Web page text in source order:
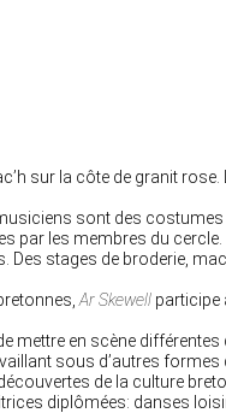
sur la côte de granit rose.
sont des
par les membres du
stages de broderie,
Ar Skewell participe
mettre en scène
sous d’autres formes
de la culture
diplômées: danses